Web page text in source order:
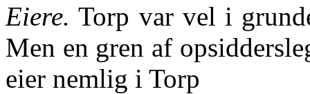
Eiere. Torp var vel i
Men en gren af
eier nemlig i Torp